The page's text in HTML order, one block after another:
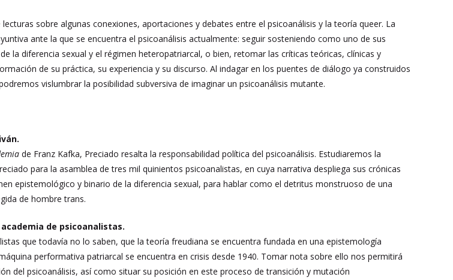
sobre algunas conexiones, aportaciones y debates entre el psicoanálisis y la teoría queer. La
ante la que se encuentra el psicoanálisis actualmente: seguir sosteniendo como uno de sus
la diferencia sexual y el régimen heteropatriarcal, o bien, retomar las críticas teóricas, clínicas y
de su práctica, su experiencia y su discurso. Al indagar en los puentes de diálogo ya construidos
vislumbrar la posibilidad subversiva de imaginar un psicoanálisis mutante.
de Franz Kafka, Preciado resalta la responsabilidad política del psicoanálisis. Estudiaremos la
para la asamblea de tres mil quinientos psicoanalistas, en cuya narrativa despliega sus crónicas
epistemológico y binario de la diferencia sexual, para hablar como el detritus monstruoso de una
de hombre trans.
de psicoanalistas.
que todavía no lo saben, que la teoría freudiana se encuentra fundada en una epistemología
performativa patriarcal se encuentra en crisis desde 1940. Tomar nota sobre ello nos permitirá
del psicoanálisis, así como situar su posición en este proceso de transición y mutación